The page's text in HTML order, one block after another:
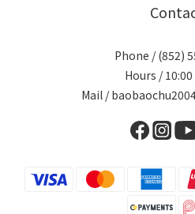
Phone / (852)
Hours / 10:00
Mail /